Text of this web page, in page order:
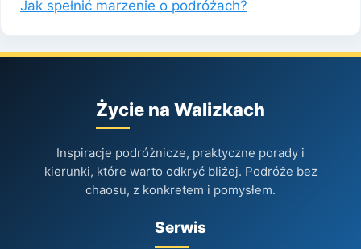
Jak spełnić marzenie o podróżach?
Życie na Walizkach
Inspiracje podróżnicze, praktyczne porady i
kierunki, które warto odkryć bliżej. Podróże bez
chaosu, z konkretem i pomysłem.
Serwis